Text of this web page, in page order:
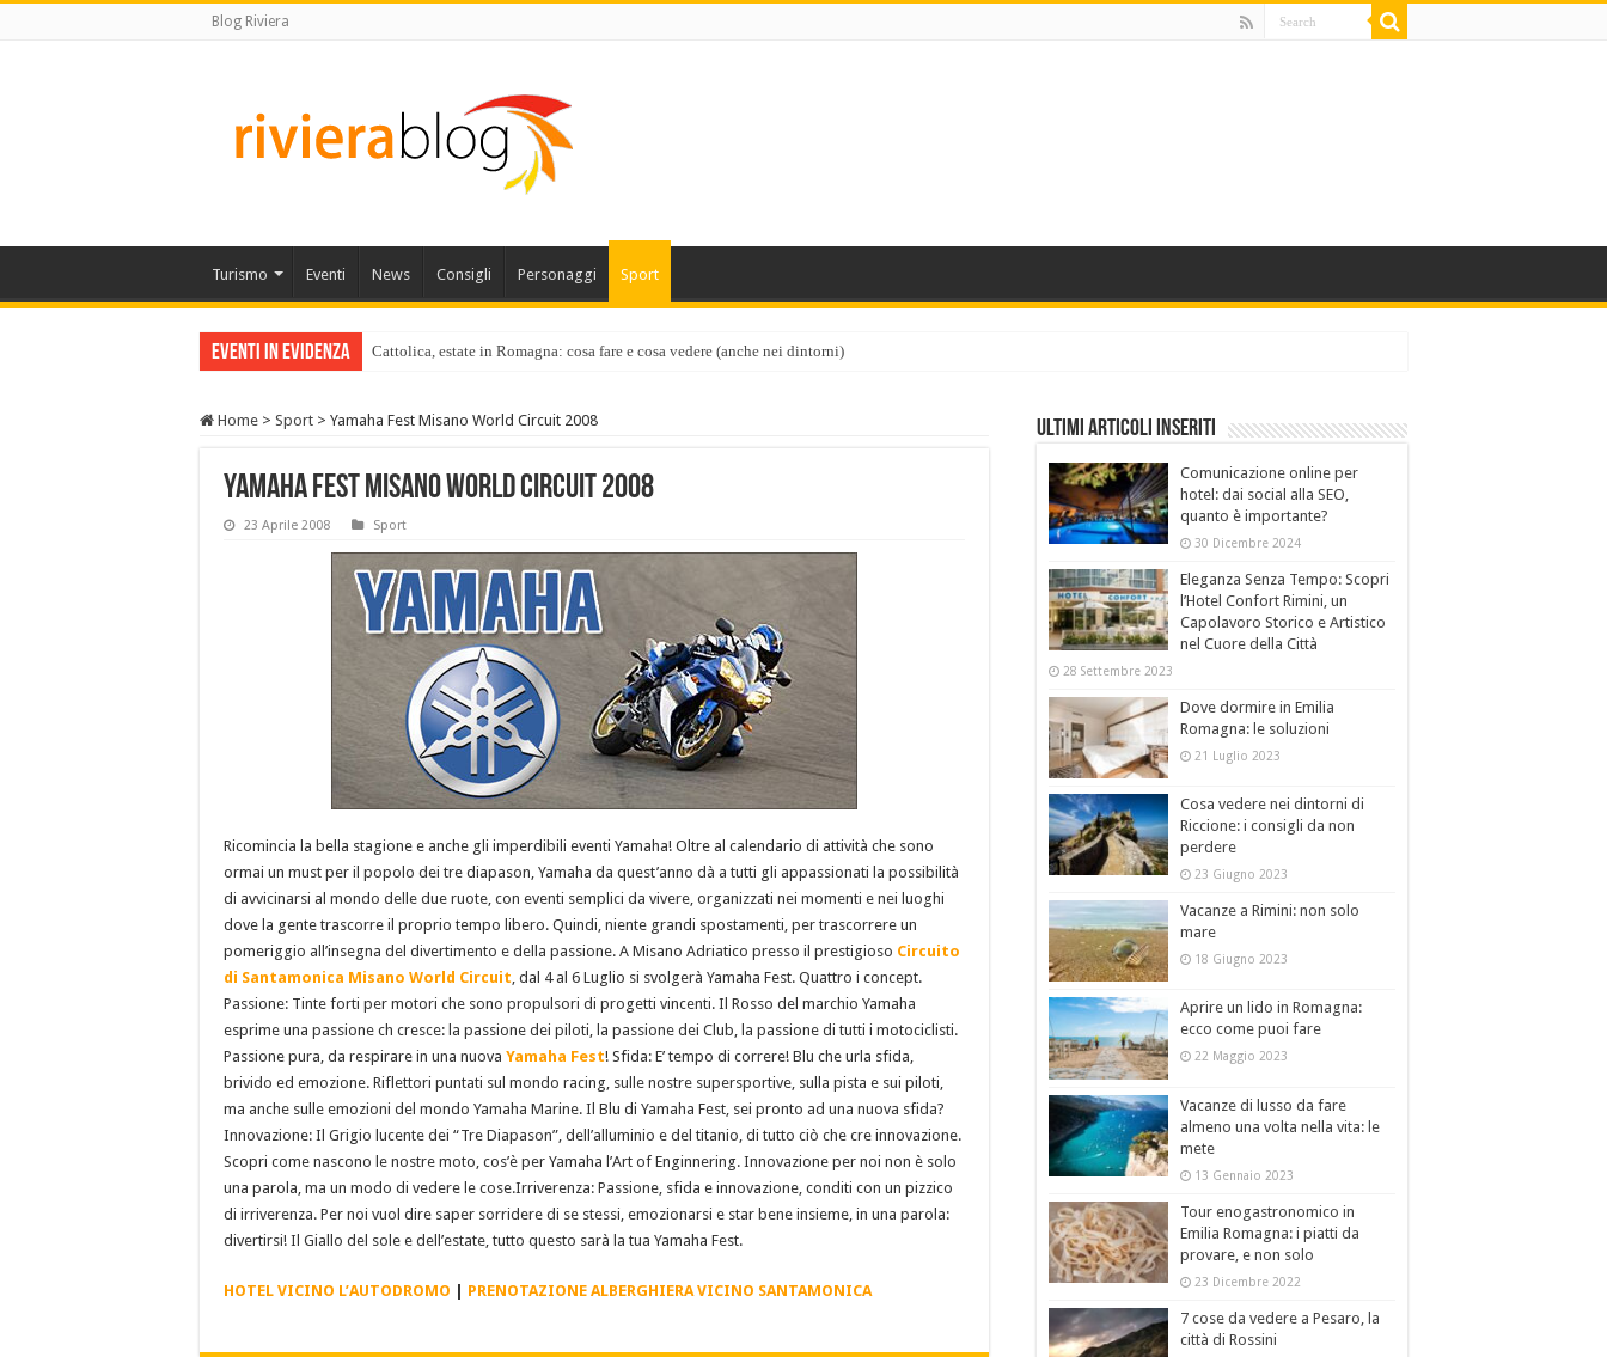
Blog Riviera
Turismo Eventi News Consigli Personaggi Sport
Eventi in Evidenza Cattolica, estate in Romagna: cosa fare e cosa vedere (anche nei dintorni)
Home > Sport > Yamaha Fest Misano World Circuit 2008
Yamaha Fest Misano World Circuit 2008
23 Aprile 2008 Sport
Ricomincia la bella stagione e anche gli imperdibili eventi Yamaha! Oltre al calendario di attività che sono
ormai un must per il popolo dei tre diapason, Yamaha da quest’anno dà a tutti gli appassionati la possibilità
di avvicinarsi al mondo delle due ruote, con eventi semplici da vivere, organizzati nei momenti e nei luoghi
dove la gente trascorre il proprio tempo libero. Quindi, niente grandi spostamenti, per trascorrere un
pomeriggio all’insegna del divertimento e della passione. A Misano Adriatico presso il prestigioso Circuito
di Santamonica Misano World Circuit, dal 4 al 6 Luglio si svolgerà Yamaha Fest. Quattro i concept.
Passione: Tinte forti per motori che sono propulsori di progetti vincenti. Il Rosso del marchio Yamaha
esprime una passione ch cresce: la passione dei piloti, la passione dei Club, la passione di tutti i motociclisti.
Passione pura, da respirare in una nuova Yamaha Fest! Sfida: E’ tempo di correre! Blu che urla sfida,
brivido ed emozione. Riflettori puntati sul mondo racing, sulle nostre supersportive, sulla pista e sui piloti,
ma anche sulle emozioni del mondo Yamaha Marine. Il Blu di Yamaha Fest, sei pronto ad una nuova sfida?
Innovazione: Il Grigio lucente dei “Tre Diapason”, dell’alluminio e del titanio, di tutto ciò che cre innovazione.
Scopri come nascono le nostre moto, cos’è per Yamaha l’Art of Enginnering. Innovazione per noi non è solo
una parola, ma un modo di vedere le cose.Irriverenza: Passione, sfida e innovazione, conditi con un pizzico
di irriverenza. Per noi vuol dire saper sorridere di se stessi, emozionarsi e star bene insieme, in una parola:
divertirsi! Il Giallo del sole e dell’estate, tutto questo sarà la tua Yamaha Fest.
HOTEL VICINO L’AUTODROMO PRENOTAZIONE ALBERGHIERA VICINO SANTAMONICA
Ultimi Articoli Inseriti
Comunicazione online per
hotel: dai social alla SEO,
quanto è importante?
30 Dicembre 2024
Eleganza Senza Tempo: Scopri
l’Hotel Confort Rimini, un
Capolavoro Storico e Artistico
nel Cuore della Città
28 Settembre 2023
Dove dormire in Emilia
Romagna: le soluzioni
21 Luglio 2023
Cosa vedere nei dintorni di
Riccione: i consigli da non
perdere
23 Giugno 2023
Vacanze a Rimini: non solo
mare
18 Giugno 2023
Aprire un lido in Romagna:
ecco come puoi fare
22 Maggio 2023
Vacanze di lusso da fare
almeno una volta nella vita: le
mete
13 Gennaio 2023
Tour enogastronomico in
Emilia Romagna: i piatti da
provare, e non solo
23 Dicembre 2022
7 cose da vedere a Pesaro, la
città di Rossini